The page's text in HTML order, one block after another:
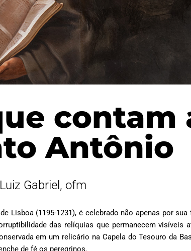
contam
Antônio
Gabriel, ofm
Lisboa (1195-1231), é celebrado não apenas por sua
das relíquias que permanecem visíveis
em um relicário na Capela do Tesouro da
de fé os peregrinos.